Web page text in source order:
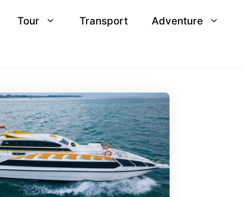
Tour Transport Adventure